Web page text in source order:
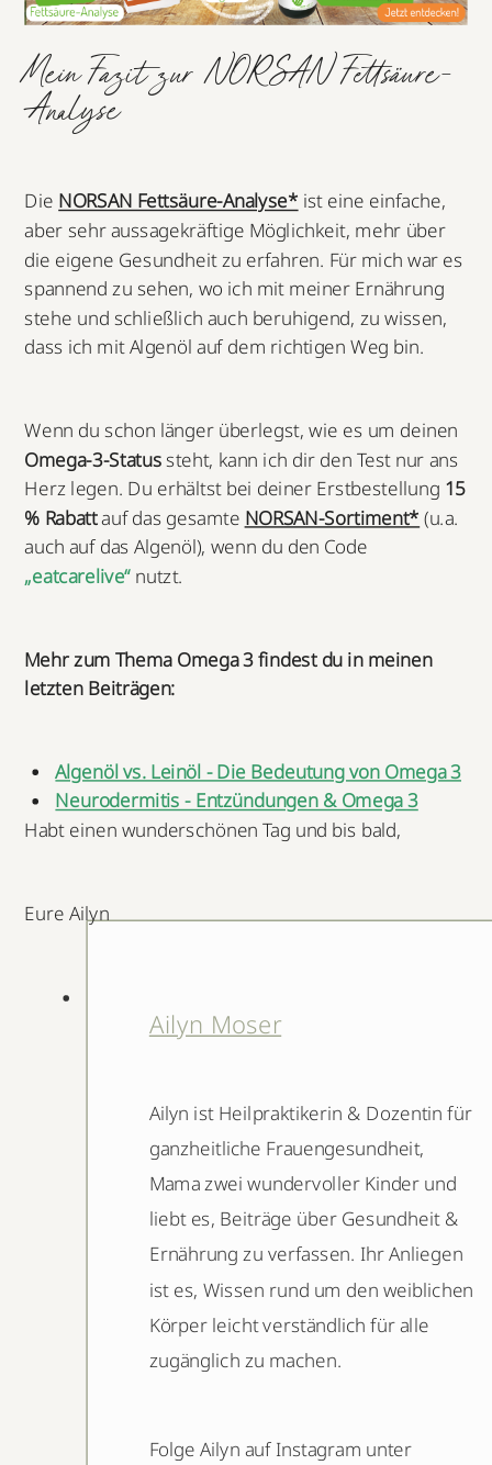
Mein Fazit zur NORSAN Fettsäure-
Analyse
Die NORSAN Fettsäure-Analyse* ist eine einfache,
aber sehr aussagekräftige Möglichkeit, mehr über
die eigene Gesundheit zu erfahren. Für mich war es
spannend zu sehen, wo ich mit meiner Ernährung
stehe und schließlich auch beruhigend, zu wissen,
dass ich mit Algenöl auf dem richtigen Weg bin.
Wenn du schon länger überlegst, wie es um deinen
Omega-3-Statussteht, kann ich dir den Test nur ans
Herz legen. Du erhältst bei deiner Erstbestellung 15
% Rabattauf das gesamte NORSAN-Sortiment* (u.a.
auch auf das Algenöl), wenn du den Code
„eatcarelive“ nutzt.
Mehr zum Thema Omega 3 findest du in meinen
letzten Beiträgen:
Algenöl vs. Leinöl - Die Bedeutung von Omega 3
Neurodermitis - Entzündungen & Omega 3
Habt einen wunderschönen Tag und bis bald,
Eure Ailyn
Ailyn Moser
Ailyn ist Heilpraktikerin & Dozentin für
ganzheitliche Frauengesundheit,
Mama zwei wundervoller Kinder und
liebt es, Beiträge über Gesundheit &
Ernährung zu verfassen. Ihr Anliegen
ist es, Wissen rund um den weiblichen
Körper leicht verständlich für alle
zugänglich zu machen.
Folge Ailyn auf Instagram unter